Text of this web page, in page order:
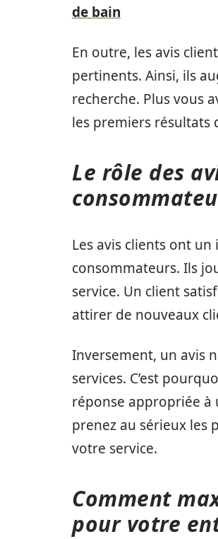
de bain
En outre, les avis
pertinents. Ainsi, ils
recherche. Plus vous
les premiers résultats
Le rôle des
Les avis clients ont
consommateurs. Ils
service. Un client
attirer de nouveaux
Inversement, un avis
services. C’est
réponse appropriée à
prenez au sérieux les
votre service.
Comment
pour votre